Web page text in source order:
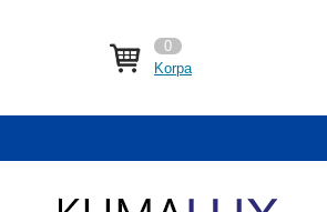
0
Korpa